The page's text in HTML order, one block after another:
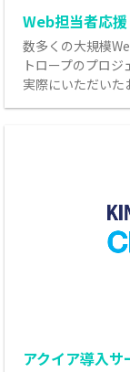
Web担当者応
数多くの大規模
トロープのプロ
実際にいただいた
アクイア導入